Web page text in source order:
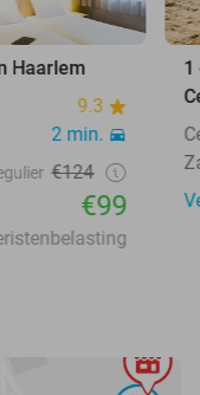
Haarlem
9.3
2 min.
€124
€99
1